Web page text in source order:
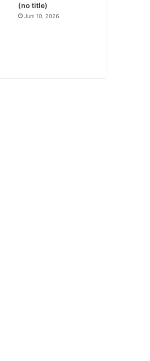
(no title)
Juni 10, 2026